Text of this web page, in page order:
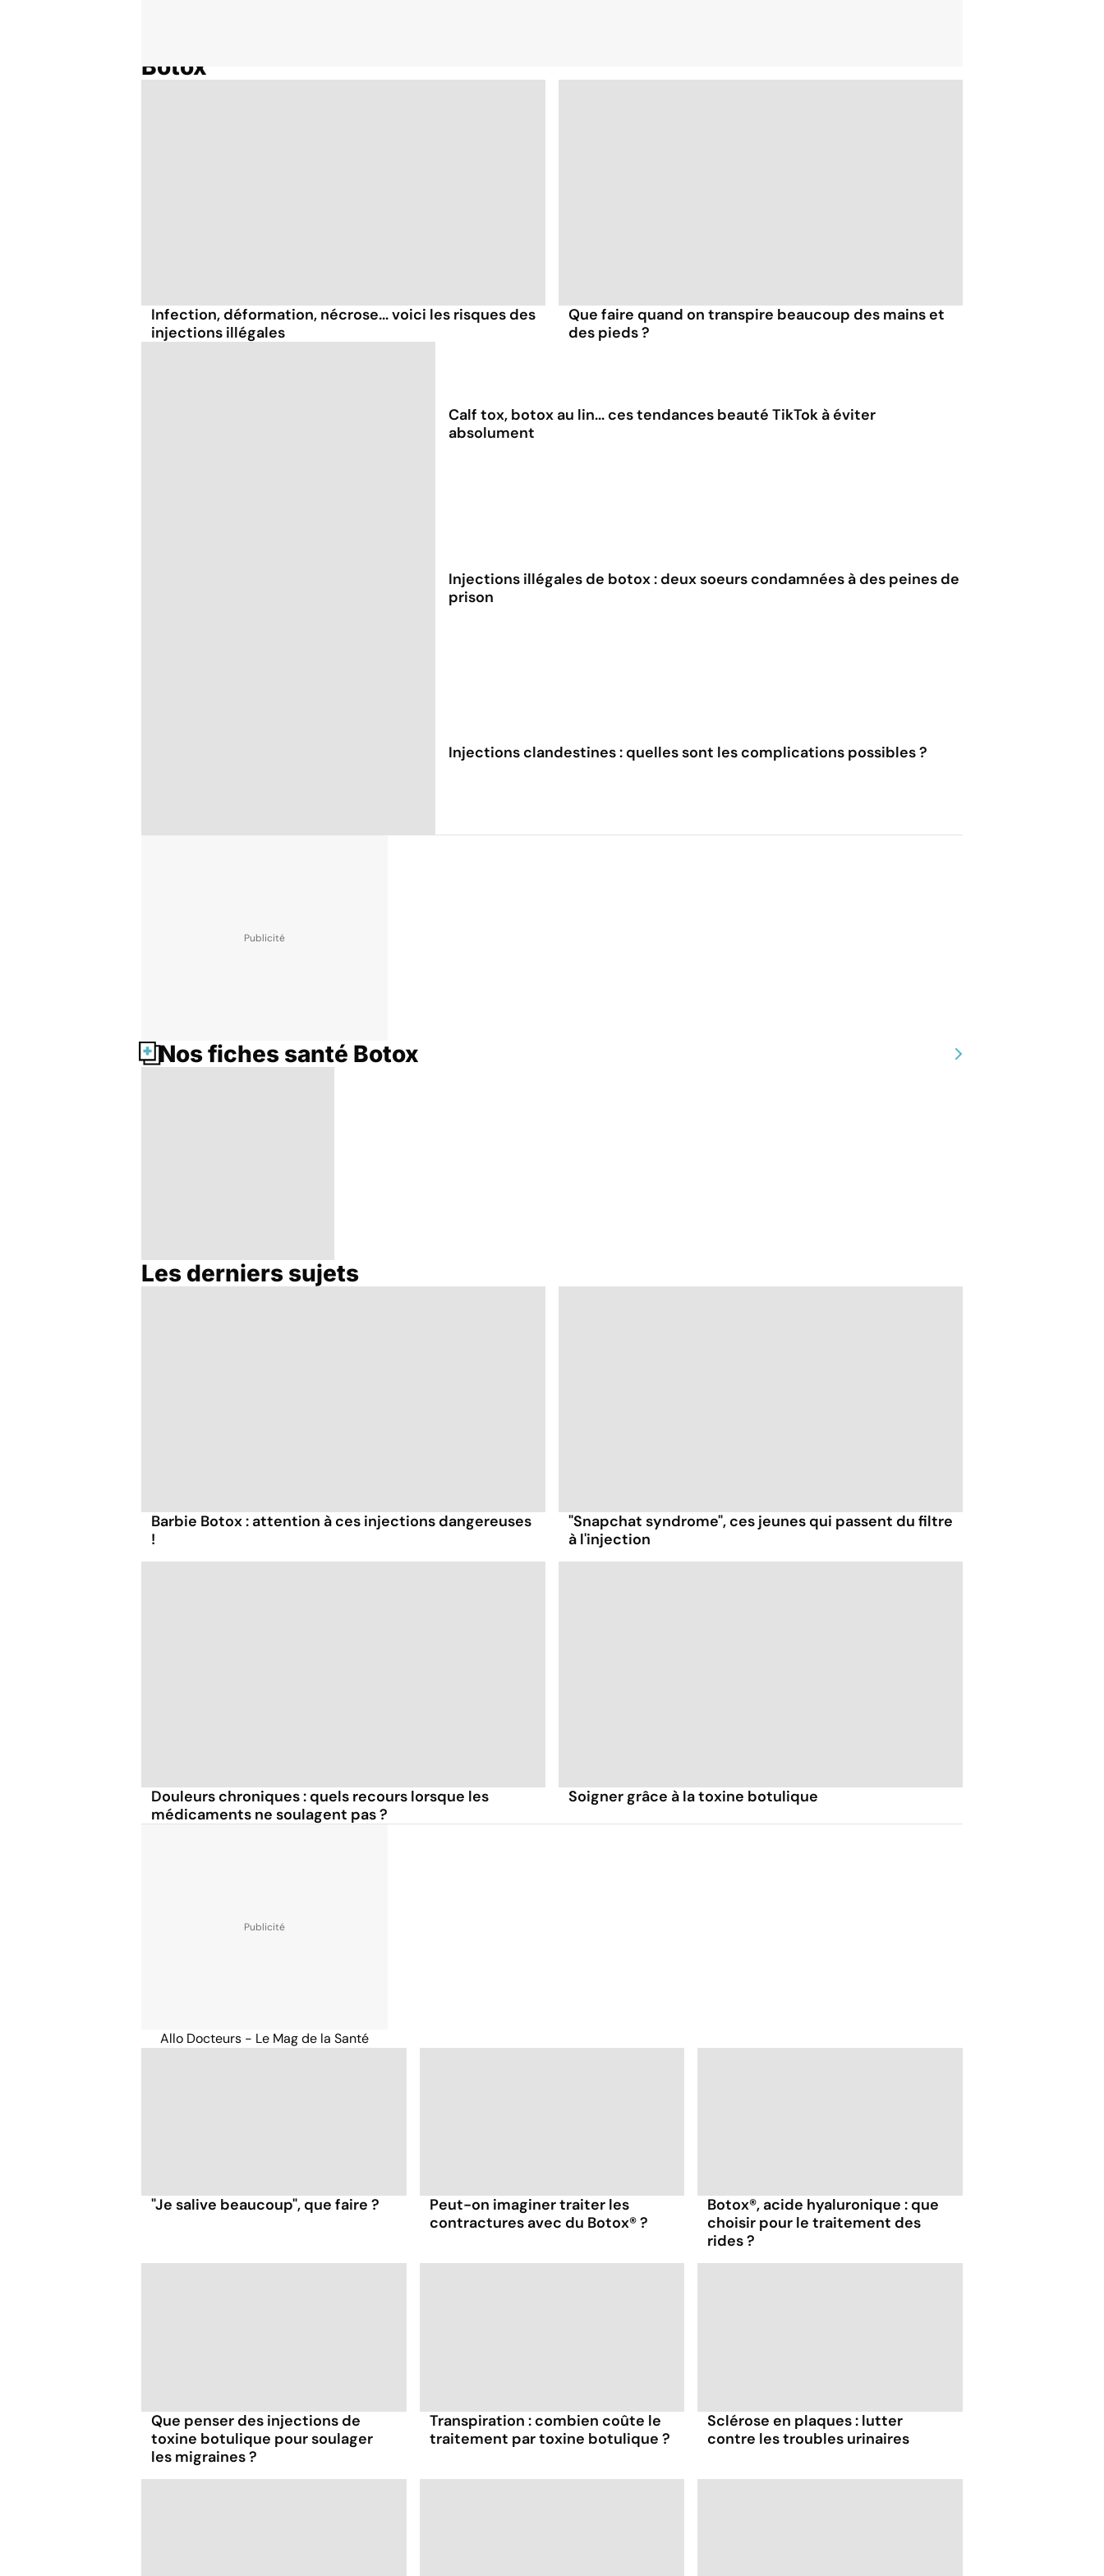
Botox
Infection, déformation, nécrose... voici les risques des
injections illégales
Que faire quand on transpire beaucoup des mains et
des pieds ?
Calf tox, botox au lin... ces tendances beauté TikTok à éviter
absolument
Injections illégales de botox : deux soeurs condamnées à des peines de
prison
Injections clandestines : quelles sont les complications possibles ?
Nos fiches santé Botox
Transpiration, un
Les derniers sujets
Barbie Botox : attention à ces injections dangereuses
!
"Snapchat syndrome", ces jeunes qui passent du filtre
à l'injection
Douleurs chroniques : quels recours lorsque les
médicaments ne soulagent pas ?
Soigner grâce à la toxine botulique
Allo Docteurs - Le Mag de la Santé
"Je salive beaucoup", que faire ?
Peut-on imaginer traiter les
contractures avec du Botox® ?
Botox®, acide hyaluronique : que
choisir pour le traitement des
rides ?
Que penser des injections de
toxine botulique pour soulager
les migraines ?
Transpiration : combien coûte le
traitement par toxine botulique ?
Sclérose en plaques : lutter
contre les troubles urinaires